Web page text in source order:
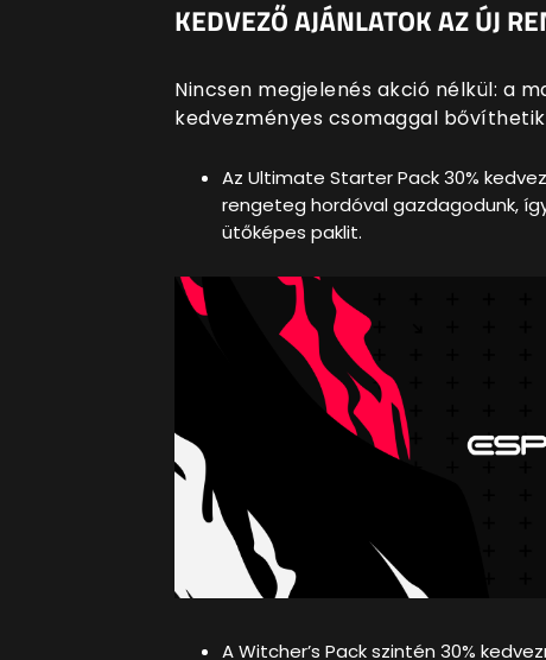
KEDVEZŐ AJÁNLATOK AZ ÚJ
Nincsen megjelenés akció nélkül: a
kedvezményes csomaggal
Az Ultimate Starter Pack 30%
rengeteg hordóval gazdagodunk,
ütőképes paklit.
A Witcher’s Pack szintén 30%